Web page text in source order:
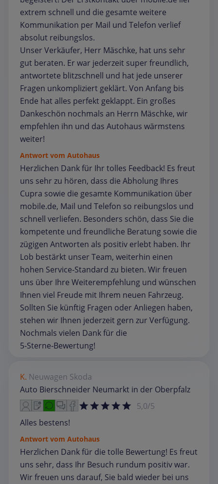
extrem schnell und die gesamte weitere
Kommunikation per Mail und Telefon verlief
absolut reibungslos.
​Unser Verkäufer, Herr Mäschke, hat uns sehr
gut beraten. Er war jederzeit super freundlich,
antwortete blitzschnell und hat jede unserer
Fragen unkompliziert geklärt. Von Anfang bis
Ende hat alles perfekt geklappt. Ein großes
Dankeschön nochmals an Herrn Mäschke, wir
empfehlen ihn und das Autohaus wärmstens
weiter!
Antwort vom Autohaus
Herzlichen Dank für Ihr tolles Feedback! Es freut
uns sehr zu hören, dass die Abholung Ihres
Cupra sowie die gesamte Kommunikation über
mobile.de, Mail und Telefon so reibungslos und
schnell verliefen. Besonders schön, dass Sie die
kompetente und freundliche Beratung sowie die
zügigen Antworten als positiv erlebt haben. Ihr
Lob bestärkt unser Team, weiterhin einen
hohen Service‑Standard zu bieten. Wir freuen
uns über Ihre Weiterempfehlung und wünschen
Ihnen viel Freude mit Ihrem neuen Fahrzeug.
Sollten Sie künftig Fragen oder Anliegen haben,
stehen wir Ihnen jederzeit gern zur Verfügung.
Nochmals vielen Dank für die
5‑Sterne‑Bewertung!
K. Neuwagen Skoda
Auto Bierschneider Neumarkt in der Oberpfalz
5,0/5
Alles bestens!
Antwort vom Autohaus
Herzlichen Dank für die tolle Bewertung! Es freut
uns sehr, dass Ihr Besuch rundum positiv war.
Wir freuen uns darauf, Sie bald wieder bei uns